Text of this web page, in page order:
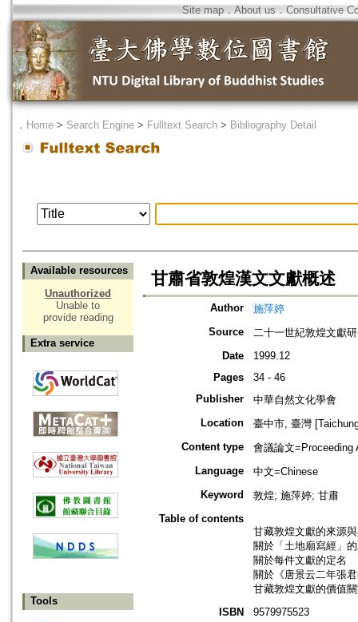
Site map．About us ． Consultative
． Home > Search Engine > Fulltext Search > Bibliography Detail
Available resources
Unauthorized
Unable to
provide reading
Extra service
Tools
甘肅省敦煌漢文文獻概述
Author
施萍婷
Source
二十一世紀敦煌文獻
Date
1999.12
Pages
34 - 46
Publisher
中華自然文化學會
Location
臺中市, 臺灣
Content type
會議論文=Proceeding
Language
中文=Chinese
Keyword
敦煌; 施萍婷; 甘肅
Table of contents
甘藏敦煌文獻的來源
關於「土地廟寫經」
關於每件文獻的定名
關於《唐景云二年張
甘藏敦煌文獻的價值
ISBN
9579975523